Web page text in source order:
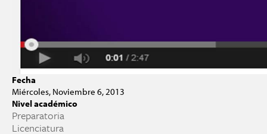
Fecha
Miércoles, Noviembre 6, 2013
Nivel académico
Preparatoria
Licenciatura